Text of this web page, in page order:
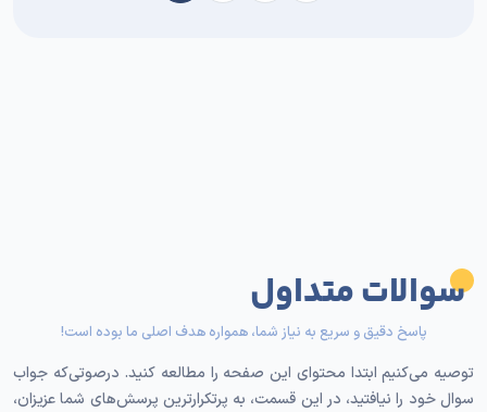
سوالات متداول
پاسخ دقیق و سریع به نیاز شما، همواره هدف اصلی ما بوده است!
توصیه می‌کنیم ابتدا محتوای این صفحه را مطالعه کنید. درصوتی‌که جواب
سوال خود را نیافتید، در این قسمت، به پرتکرارترین پرسش‌های شما عزیزان،